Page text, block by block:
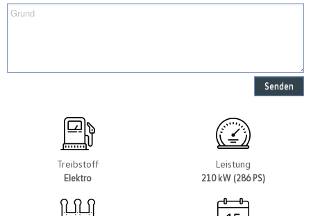
Senden
Treibstoff
Elektro
Leistung
210 kW (286 PS)